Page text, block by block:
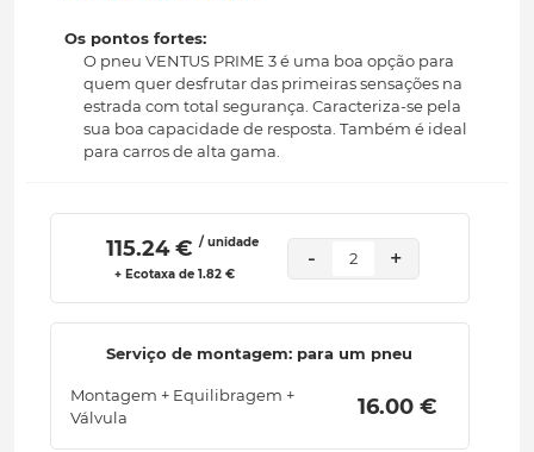
Os pontos fortes:
O pneu VENTUS PRIME 3 é uma boa opção para
quem quer desfrutar das primeiras sensações na
estrada com total segurança. Caracteriza-se pela
sua boa capacidade de resposta. Também é ideal
para carros de alta gama.
115.24 € / unidade
+ Ecotaxa de 1.82 €
- 2 +
Serviço de montagem: para um pneu
Montagem + Equilibragem +
Válvula
16.00 €